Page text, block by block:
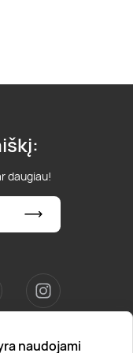
naudojami
daugiau!